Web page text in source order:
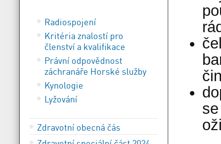
Radiospojení
Kritéria znalostí pro
členství a kvalifikace
Právní odpovědnost
záchranáře Horské služby
Kynologie
Lyžování
Zdravotní obecná čás